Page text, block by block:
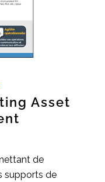
Asset
de
supports de